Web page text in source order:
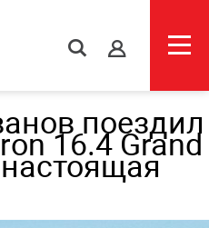
s
поездил
16.4 Grand